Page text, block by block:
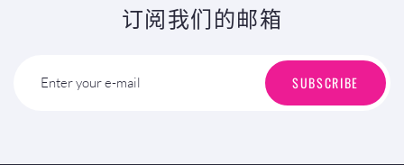
订阅我们的邮箱
Enter your e-mail SUBSCRIBE